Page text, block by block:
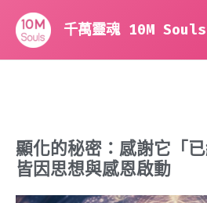
要
千萬靈魂 10M Souls
顯化的秘密：感謝它「
皆因思想與感恩啟動